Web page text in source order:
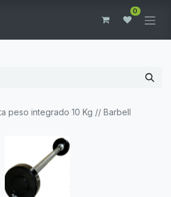
0
peso integrado 10 Kg // Barbell